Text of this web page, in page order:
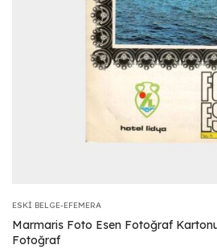
ESKI BELGE-EFEMERA
Marmaris Foto Esen Fotoğraf
Fotoğraf